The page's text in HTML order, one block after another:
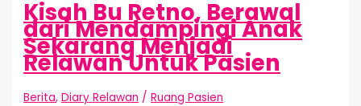
Kisah Bu Retno, Berawal
dari Mendampingi Anak
Sekarang Menjadi
Relawan Untuk Pasien
Berita,Diary Relawan /Ruang Pasien